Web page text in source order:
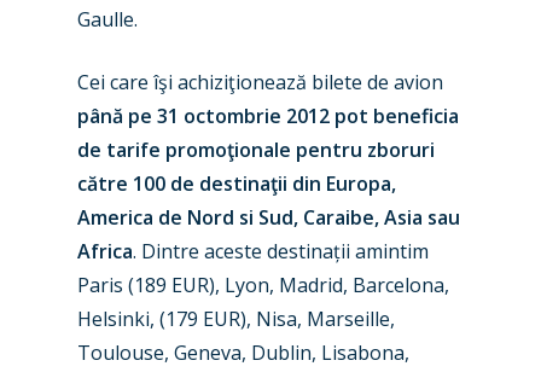
Gaulle.
Cei care îşi achiziţionează bilete de avion
până pe 31 octombrie 2012 pot beneficia
de tarife promoţionale pentru zboruri
către 100 de destinaţii din Europa,
America de Nord si Sud, Caraibe, Asia sau
Africa. Dintre aceste destinații amintim
Paris (189 EUR), Lyon, Madrid, Barcelona,
Helsinki, (179 EUR), Nisa, Marseille,
Toulouse, Geneva, Dublin, Lisabona,
New Routes